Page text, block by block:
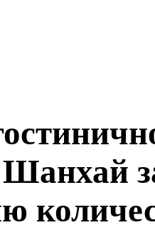
Шанхай